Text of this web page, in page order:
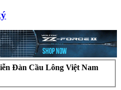
Đàn Cầu Lông Việt Nam